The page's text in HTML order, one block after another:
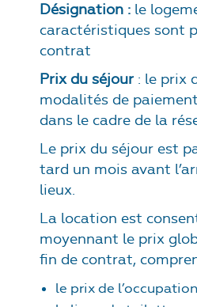
Désignation : le
caractéristiques sont
contrat
Prix du séjour : le prix
modalités de
dans le cadre de la
Le prix du séjour est
tard un mois avant
lieux.
La location est
moyennant le prix
fin de contrat,
le prix de